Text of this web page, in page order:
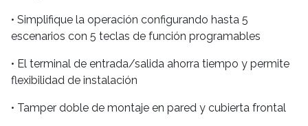
• Simplifique la operación configurando hasta 5
escenarios con 5 teclas de función programables
• El terminal de entrada/salida ahorra tiempo y permite
flexibilidad de instalación
• Tamper doble de montaje en pared y cubierta frontal